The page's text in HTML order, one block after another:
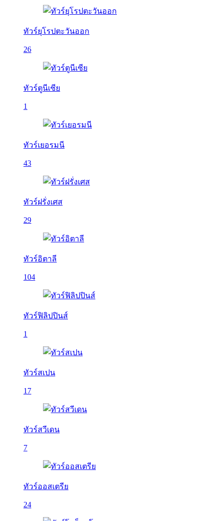
ทัวร์ยุโรปตะวันออก
26
ทัวร์ตูนีเซีย
1
ทัวร์เยอรมนี
43
ทัวร์ฝรั่งเศส
29
ทัวร์อิตาลี
104
ทัวร์ฟิลิปปินส์
1
ทัวร์สเปน
17
ทัวร์สวีเดน
7
ทัวร์ออสเตรีย
24